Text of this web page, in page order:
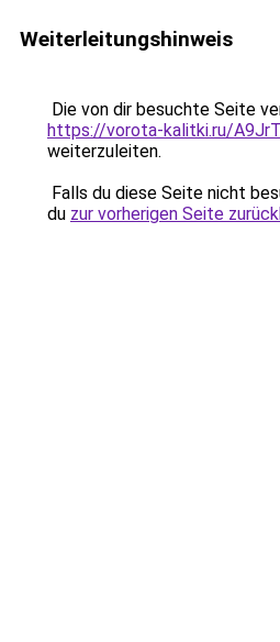
Weiterleitungshinweis
Die von dir besuchte Seite
https://vorota-kalitki.ru/
weiterzuleiten.
Falls du diese Seite nicht
du zur vorherigen Seite